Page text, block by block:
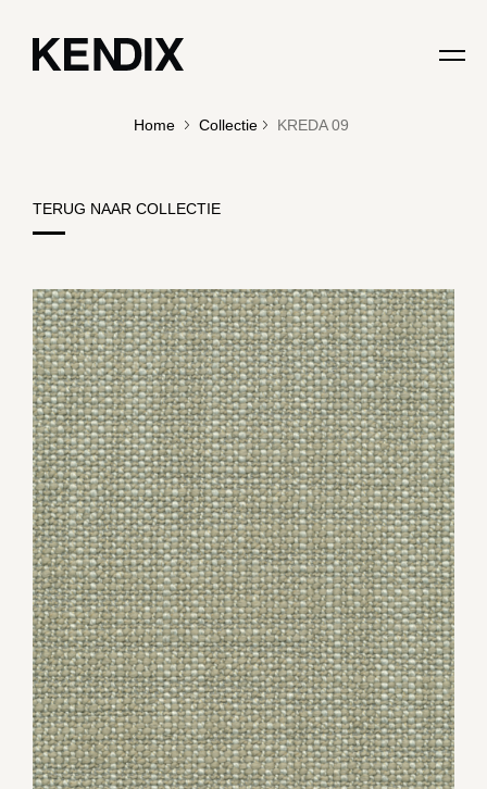
Home Collectie KREDA 09
TERUG NAAR COLLECTIE